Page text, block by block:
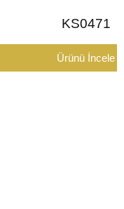
KS0471
Ürünü İncele